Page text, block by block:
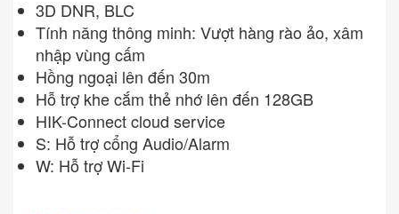
3D DNR, BLC
Tính năng thông minh: Vượt hàng rào ảo, xâm
nhập vùng cấm
Hồng ngoại lên đến 30m
Hỗ trợ khe cắm thẻ nhớ lên đến 128GB
HIK-Connect cloud service
S: Hỗ trợ cổng Audio/Alarm
W: Hỗ trợ Wi-Fi